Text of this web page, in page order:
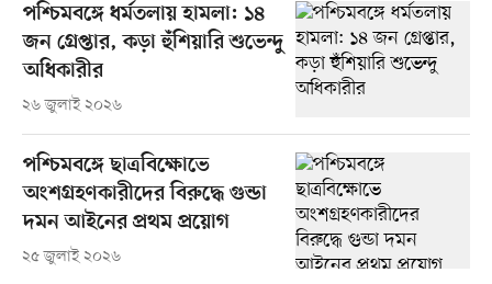
পশ্চিমবঙ্গে ধর্মতলায় হামলা: ১৪
জন গ্রেপ্তার, কড়া হুঁশিয়ারি শুভেন্দু
অধিকারীর
২৬ জুলাই ২০২৬
পশ্চিমবঙ্গে ছাত্রবিক্ষোভে
অংশগ্রহণকারীদের বিরুদ্ধে গুন্ডা
দমন আইনের প্রথম প্রয়োগ
২৫ জুলাই ২০২৬